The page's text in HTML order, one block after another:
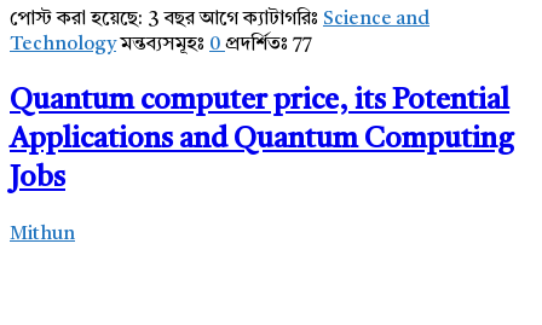
AddaBuzz.net
Articles
পোস্ট করা হয়েছে: 3 বছর আগে ক্যাটাগরিঃ Science and
Technologyমন্তব্যসমূহঃ 0 প্রদর্শিতঃ 77
Quantum computer price, its Potential
Applications and Quantum Computing
Jobs
Mithun